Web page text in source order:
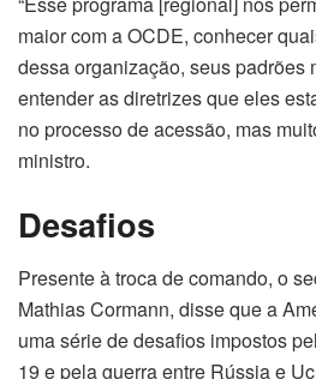
maior com a OCDE, conhecer
dessa organização, seus padrões
entender as diretrizes que eles
no processo de acessão, mas
ministro.
Desafios
Presente à troca de comando, o
Mathias Cormann, disse que a
uma série de desafios impostos
19 e pela guerra entre Rússia e